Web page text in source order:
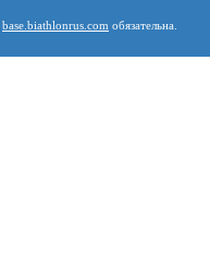
base.biathlonrus.com обязательна.